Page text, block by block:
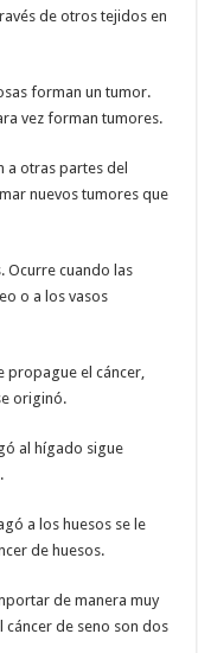
de otros tejidos en
forman un tumor.
vez forman tumores.
a otras partes del
nuevos tumores que
Ocurre cuando las
o a los vasos
propague el cáncer,
originó.
al hígado sigue
a los huesos se le
de huesos.
de manera muy
cáncer de seno son dos